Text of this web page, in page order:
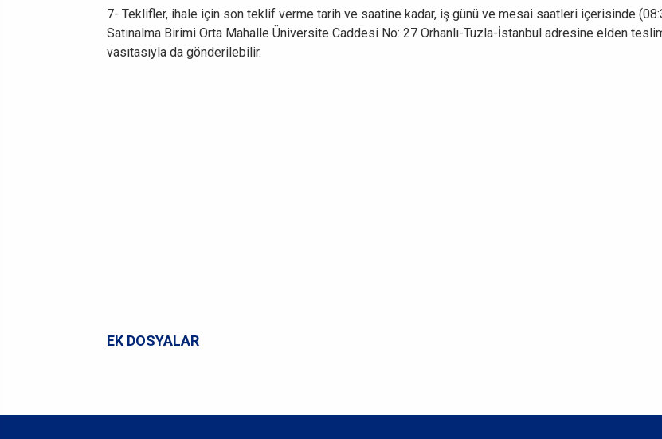
7- Teklifler, ihale için son teklif verme tarih ve saatine kadar, iş günü ve mesai saatleri içerisinde
Satınalma Birimi Orta Mahalle Üniversite Caddesi No: 27 Orhanlı-Tuzla-İstanbul adresine elden
vasıtasıyla da gönderilebilir.
EK DOSYALAR